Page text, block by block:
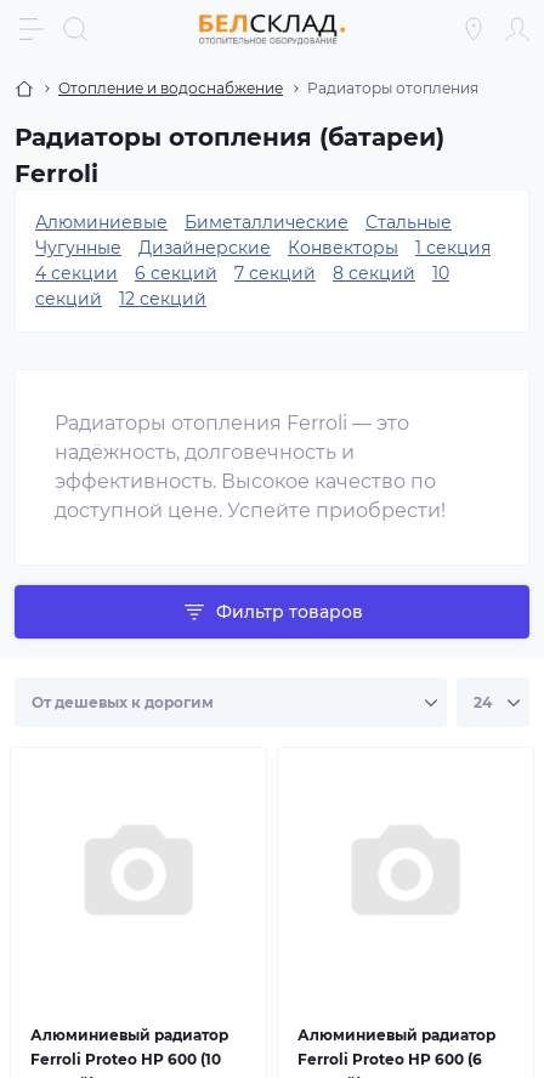
Отопление и водоснабжение Радиаторы отопления
Радиаторы отопления (батареи)
Ferroli
Алюминиевые Биметаллические
Стальные
Чугунные
Дизайнерские Конвекторы
1 секция
4 секции
6 секций 7 секций 8 секций
10
секций
12 секций
Радиаторы отопления Ferroli — это
надёжность, долговечность и
эффективность. Высокое качество по
доступной цене. Успейте приобрести!
Фильтр товаров
Алюминиевый радиатор
Ferroli Proteo HP 600 (10
Алюминиевый радиатор
Ferroli Proteo HP 600 (6